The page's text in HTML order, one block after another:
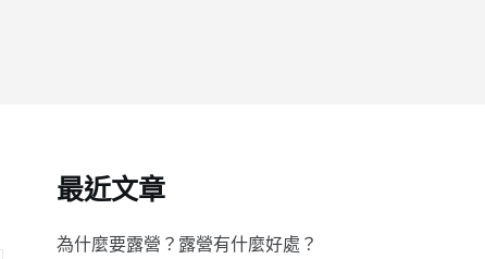
最近文章
為什麼要露營？露營有什麼好處？